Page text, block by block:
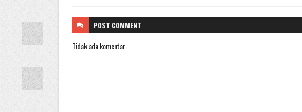
POST COMMENT
Tidak ada komentar